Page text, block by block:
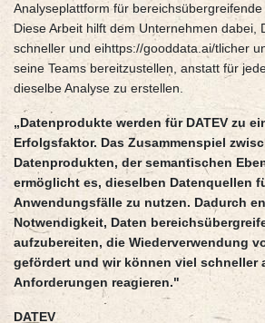
Analyseplattform für bereichsübergreifende
Diese Arbeit hilft dem Unternehmen dabei,
schneller und eihttps://gooddata.ai/tlicher
seine Teams bereitzustellen, anstatt für
dieselbe Analyse zu erstellen.
„Datenprodukte werden für DATEV zu
Erfolgsfaktor. Das Zusammenspiel
Datenprodukten, der semantischen
ermöglicht es, dieselben Datenquellen
Anwendungsfälle zu nutzen. Dadurch
Notwendigkeit, Daten
aufzubereiten, die Wiederverwendung
gefördert und wir können viel schneller
Anforderungen reagieren."
DATEV